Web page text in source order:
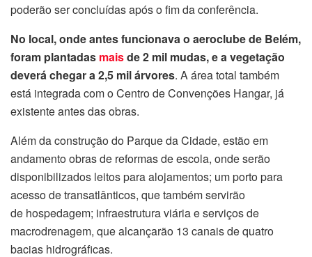
poderão ser concluídas após o fim da conferência.
No local, onde antes funcionava o aeroclube de Belém,
foram plantadas maisde 2 mil mudas, e a vegetação
deverá chegar a 2,5 mil árvores. A área total também
está integrada com o Centro de Convenções Hangar, já
existente antes das obras.
Além da construção do Parque da Cidade, estão em
andamento obras de reformas de escola, onde serão
disponibilizados leitos para alojamentos; um porto para
acesso de transatlânticos, que também servirão
de hospedagem; infraestrutura viária e serviços de
macrodrenagem, que alcançarão 13 canais de quatro
bacias hidrográficas.